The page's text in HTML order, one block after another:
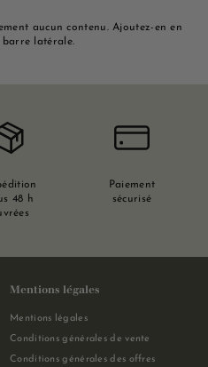
aucun contenu. Ajoutez-en en
latérale.
48 h
Paiement
sécurisé
Mentions légales
Mentions légales
Conditions générales de vente
Conditions générales des offres